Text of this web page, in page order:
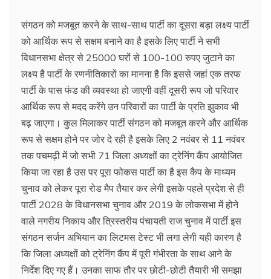
संगठन को मजबूत करने के साथ-साथ पार्टी का दूसरा बड़ा लक्ष्य पार्टी
को आर्थिक रूप से सक्षम बनाने का है इसके लिए पार्टी ने सभी
विधानसभा क्षेत्र से 25000 घरों से 100-100 रुपए जुटाने का
लक्ष्य है पार्टी के रणनीतिकारों का मानना है कि इससे जहां एक तरफ
पार्टी के पास फंड की व्यवस्था हो जाएगी वहीं दूसरी रूप जो परिवार
आर्थिक रूप से मदद करेंगे उन परिवारों का पार्टी के प्रति झुकाव भी
बढ़ जाएगा। कुल मिलाकर पार्टी संगठन को मजबूत करने और आर्थिक
रूप से सक्षम होने पर जोर दे रही है इसके लिए 2 नवंबर से 11 नवंबर
तक पचमढ़ी में जो सभी 71 जिला अध्यक्षों का ट्रेनिंग कैंप आयोजित
किया जा रहा है उस पर पूरा फोकस पार्टी का है इस कैप के माध्यम
चुनाव को लेकर पूरा रोड मैप तैयार कर लेगी इसके पहले प्रदेश से ही
पार्टी 2028 के विधानसभा चुनाव और 2019 के लोकसभा में होने
वाले नगरीय निकाय और त्रिस्तरीय पंचायती राज चुनाव में पार्टी इस
संगठन सर्जन अभियान का लिटमस टेस्ट भी लगा लेगी यही कारण है
कि जिला अध्यक्षों को ट्रेनिंग कैंप में पूरी गंभीरता के साथ आने के
निर्देश दिए गए हैं। उनका साफ तौर पर छोटी-छोटी तैयारी भी समझा